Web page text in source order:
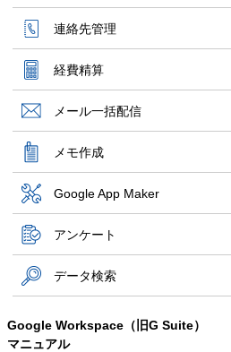
連絡先管理
経費精算
メール一括配信
メモ作成
Google App Maker
アンケート
データ検索
Google Workspace（旧G Suite）
マニュアル